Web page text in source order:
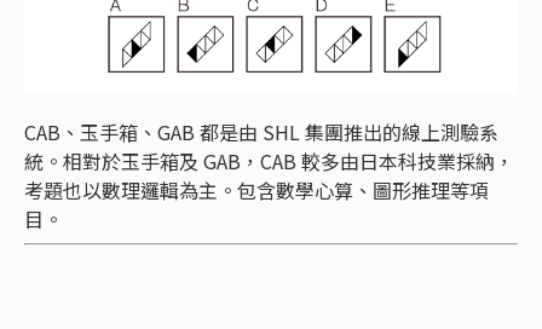
CAB、玉手箱、GAB 都是由 SHL 集團推出的線上測驗系
統。相對於玉手箱及 GAB，CAB 較多由日本科技業採納，
考題也以數理邏輯為主。包含數學心算、圖形推理等項
目。